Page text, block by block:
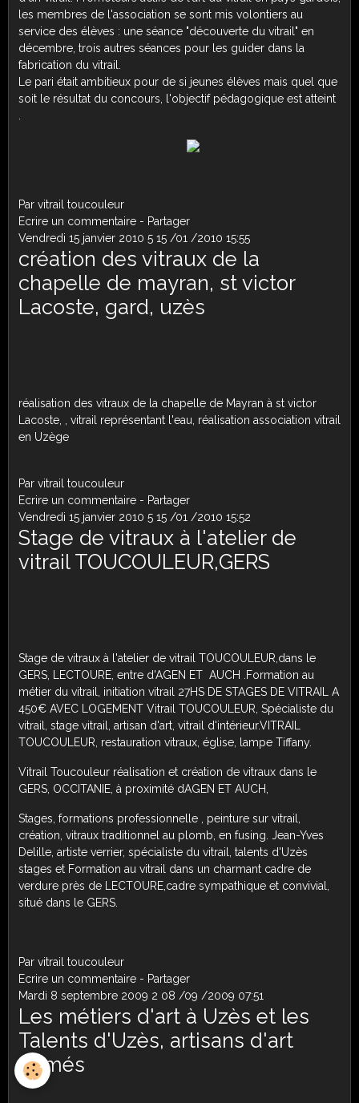
les membres de l'association se sont mis volontiers au
service des élèves : une séance "découverte du vitrail" en
décembre, trois autres séances pour les guider dans la
fabrication du vitrail.
Le pari était ambitieux pour de si jeunes élèves mais quel que
soit le résultat du concours, l'objectif pédagogique est atteint
Par vitrail toucouleur
Ecrire un commentaire - Partager
Vendredi 15 janvier 2010 5 15 /01 /2010 15:55
création des vitraux de la
chapelle de mayran, st victor
Lacoste, gard, uzès
réalisation des vitraux de la chapelle de Mayran à st victor
Lacoste, , vitrail représentant l'eau, réalisation association vitrail
en Uzège
Par vitrail toucouleur
Ecrire un commentaire - Partager
Vendredi 15 janvier 2010 5 15 /01 /2010 15:52
Stage de vitraux à l'atelier de
vitrail TOUCOULEUR,GERS
Stage de vitraux à l'atelier de vitrail TOUCOULEUR,dans le
GERS, LECTOURE, entre d'AGEN ET AUCH .Formation au
métier du vitrail, initiation vitrail 27HS DE STAGES DE VITRAIL A
450€ AVEC LOGEMENT Vitrail TOUCOULEUR, Spécialiste du
vitrail, stage vitrail, artisan d'art, vitrail d'intérieur.VITRAIL
TOUCOULEUR, restauration vitraux, église, lampe Tiffany.
Vitrail Toucouleur réalisation et création de vitraux dans le
GERS, OCCITANIE, à proximité dAGEN ET AUCH,
Stages, formations professionnelle , peinture sur vitrail,
création, vitraux traditionnel au plomb, en fusing. Jean-Yves
Delille, artiste verrier, spécialiste du vitrail, talents d'Uzès
stages et Formation au vitrail dans un charmant cadre de
verdure près de LECTOURE,cadre sympathique et convivial,
situé dans le GERS.
Par vitrail toucouleur
Ecrire un commentaire - Partager
Mardi 8 septembre 2009 2 08 /09 /2009 07:51
Les métiers d'art à Uzès et les
Talents d'Uzès, artisans d'art
primés